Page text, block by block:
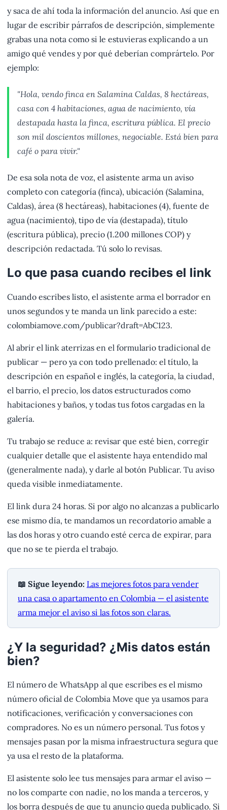
y saca de ahí toda la información del anuncio. Así que en
lugar de escribir párrafos de descripción, simplemente
grabas una nota como si le estuvieras explicando a un
amigo qué vendes y por qué deberían comprártelo. Por
ejemplo:
"Hola, vendo finca en Salamina Caldas, 8 hectáreas,
casa con 4 habitaciones, agua de nacimiento, vía
destapada hasta la finca, escritura pública. El precio
son mil doscientos millones, negociable. Está bien para
café o para vivir."
De esa sola nota de voz, el asistente arma un aviso
completo con categoría (finca), ubicación (Salamina,
Caldas), área (8 hectáreas), habitaciones (4), fuente de
agua (nacimiento), tipo de vía (destapada), título
(escritura pública), precio (1.200 millones COP) y
descripción redactada. Tú solo lo revisas.
Lo que pasa cuando recibes el link
Cuando escribes listo, el asistente arma el borrador en
unos segundos y te manda un link parecido a este:
colombiamove.com/publicar?draft=AbC123.
Al abrir el link aterrizas en el formulario tradicional de
publicar — pero ya con todo prellenado: el título, la
descripción en español e inglés, la categoría, la ciudad,
el barrio, el precio, los datos estructurados como
habitaciones y baños, y todas tus fotos cargadas en la
galería.
Tu trabajo se reduce a: revisar que esté bien, corregir
cualquier detalle que el asistente haya entendido mal
(generalmente nada), y darle al botón Publicar. Tu aviso
queda visible inmediatamente.
El link dura 24 horas. Si por algo no alcanzas a publicarlo
ese mismo día, te mandamos un recordatorio amable a
las dos horas y otro cuando esté cerca de expirar, para
que no se te pierda el trabajo.
📖 Sigue leyendo: Las mejores fotos para vender
una casa o apartamento en Colombia — el asistente
arma mejor el aviso si las fotos son claras.
¿Y la seguridad? ¿Mis datos están
bien?
El número de WhatsApp al que escribes es el mismo
número oficial de Colombia Move que ya usamos para
notificaciones, verificación y conversaciones con
compradores. No es un número personal. Tus fotos y
mensajes pasan por la misma infraestructura segura que
ya usa el resto de la plataforma.
El asistente solo lee tus mensajes para armar el aviso —
no los comparte con nadie, no los manda a terceros, y
los borra después de que tu anuncio queda publicado. Si